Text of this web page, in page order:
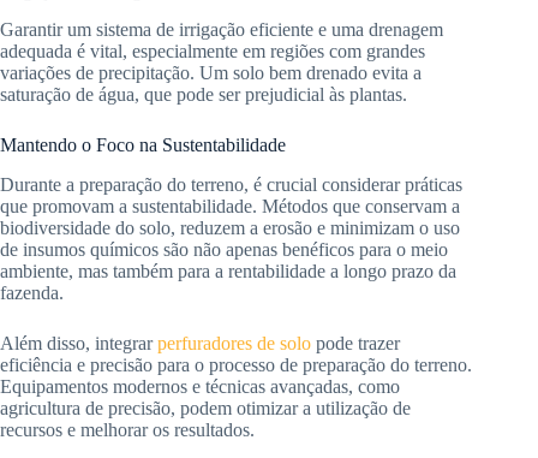
Garantir um sistema de irrigação eficiente e uma drenagem
adequada é vital, especialmente em regiões com grandes
variações de precipitação. Um solo bem drenado evita a
saturação de água, que pode ser prejudicial às plantas.
Mantendo o Foco na Sustentabilidade
Durante a preparação do terreno, é crucial considerar práticas
que promovam a sustentabilidade. Métodos que conservam a
biodiversidade do solo, reduzem a erosão e minimizam o uso
de insumos químicos são não apenas benéficos para o meio
ambiente, mas também para a rentabilidade a longo prazo da
fazenda.
Além disso, integrarperfuradores de solo pode trazer
eficiência e precisão para o processo de preparação do terreno.
Equipamentos modernos e técnicas avançadas, como
agricultura de precisão, podem otimizar a utilização de
recursos e melhorar os resultados.